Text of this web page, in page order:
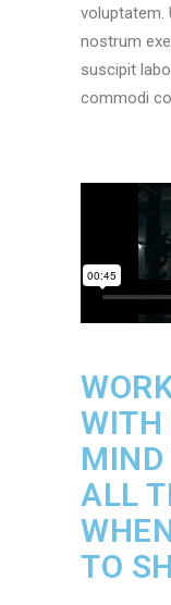
voluptatem.
nostrum
suscipit
commodi
WITH
ALL
TO